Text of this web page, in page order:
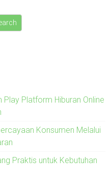
Platform Hiburan Online
Konsumen Melalui
Praktis untuk Kebutuhan